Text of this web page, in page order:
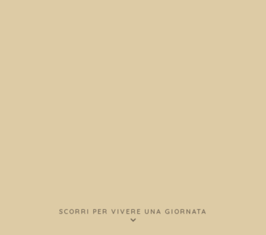
SCORRI PER VIVERE UNA GIORNATA